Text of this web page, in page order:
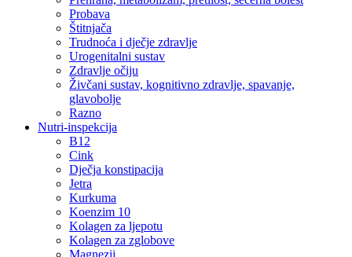
Probava
Štitnjača
Trudnoća i dječje zdravlje
Urogenitalni sustav
Zdravlje očiju
Živčani sustav, kognitivno zdravlje, spavanje,
glavobolje
Razno
Nutri-inspekcija
B12
Cink
Dječja konstipacija
Jetra
Kurkuma
Koenzim 10
Kolagen za ljepotu
Kolagen za zglobove
Magnezij